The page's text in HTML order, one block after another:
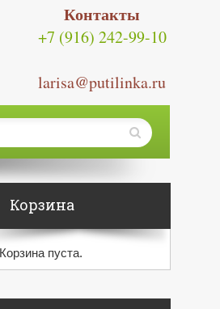
Контакты
+7 (916) 242-99-10
larisa@putilinka.ru
Корзина
Корзина пуста.